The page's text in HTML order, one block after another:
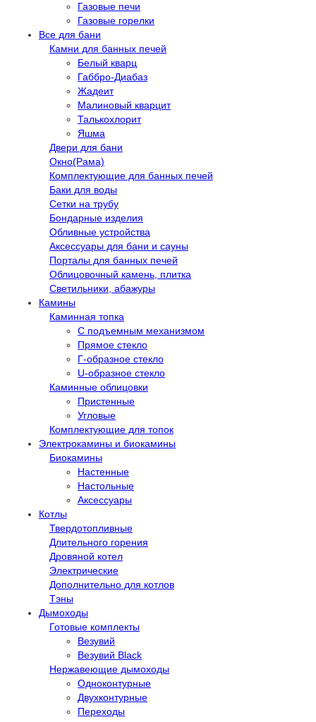
Газовые печи
Газовые горелки
Все для бани
Камни для банных печей
Белый кварц
Габбро-Диабаз
Жадеит
Малиновый кварцит
Талькохлорит
Яшма
Двери для бани
Окно(Рама)
Комплектующие для банных печей
Баки для воды
Сетки на трубу
Бондарные изделия
Обливные устройства
Аксессуары для бани и сауны
Порталы для банных печей
Облицовочный камень, плитка
Светильники, абажуры
Камины
Каминная топка
С подъемным механизмом
Прямое стекло
Г-образное стекло
U-образное стекло
Каминные облицовки
Пристенные
Угловые
Комплектующие для топок
Электрокамины и биокамины
Биокамины
Настенные
Настольные
Аксессуары
Котлы
Твердотопливные
Длительного горения
Дровяной котел
Электрические
Дополнительно для котлов
Тэны
Дымоходы
Готовые комплекты
Везувий
Везувий Black
Нержавеющие дымоходы
Одноконтурные
Двухконтурные
Переходы